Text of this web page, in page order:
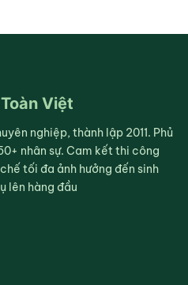
Việt
nghiệp, thành lập 2011. Phủ
nhân sự. Cam kết thi công
tối đa ảnh hưởng đến sinh
lên hàng đầu